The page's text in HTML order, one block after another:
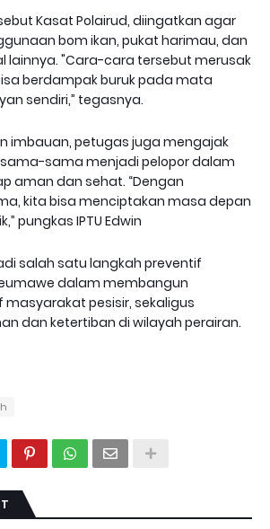
Kasat Polairud, diingatkan agar
bom ikan, pukat harimau, dan
lainnya. "Cara-cara tersebut merusak
berdampak buruk pada mata
sendiri,” tegasnya.
imbauan, petugas juga mengajak
sama menjadi pelopor dalam
aman dan sehat. “Dengan
kita bisa menciptakan masa depan
pungkas IPTU Edwin
salah satu langkah preventif
dalam membangun
masyarakat pesisir, sekaligus
dan ketertiban di wilayah perairan.